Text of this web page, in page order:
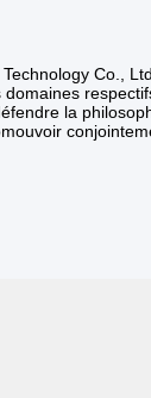
Co.,
la